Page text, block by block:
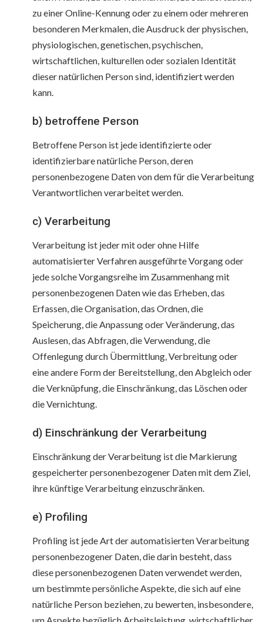
zu einer Online-Kennung oder zu einem oder mehreren
besonderen Merkmalen, die Ausdruck der physischen,
physiologischen, genetischen, psychischen,
wirtschaftlichen, kulturellen oder sozialen Identität
dieser natürlichen Person sind, identifiziert werden
kann.
b) betroffene Person
Betroffene Person ist jede identifizierte oder
identifizierbare natürliche Person, deren
personenbezogene Daten von dem für die Verarbeitung
Verantwortlichen verarbeitet werden.
c) Verarbeitung
Verarbeitung ist jeder mit oder ohne Hilfe
automatisierter Verfahren ausgeführte Vorgang oder
jede solche Vorgangsreihe im Zusammenhang mit
personenbezogenen Daten wie das Erheben, das
Erfassen, die Organisation, das Ordnen, die
Speicherung, die Anpassung oder Veränderung, das
Auslesen, das Abfragen, die Verwendung, die
Offenlegung durch Übermittlung, Verbreitung oder
eine andere Form der Bereitstellung, den Abgleich oder
die Verknüpfung, die Einschränkung, das Löschen oder
die Vernichtung.
d) Einschränkung der Verarbeitung
Einschränkung der Verarbeitung ist die Markierung
gespeicherter personenbezogener Daten mit dem Ziel,
ihre künftige Verarbeitung einzuschränken.
e) Profiling
Profiling ist jede Art der automatisierten Verarbeitung
personenbezogener Daten, die darin besteht, dass
diese personenbezogenen Daten verwendet werden,
um bestimmte persönliche Aspekte, die sich auf eine
natürliche Person beziehen, zu bewerten, insbesondere,